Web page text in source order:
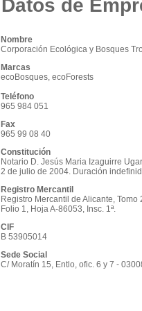
Datos de
Nombre
Corporación Ecológica y Bosques
Marcas
ecoBosques, ecoForests
Teléfono
965 984 051
Fax
965 99 08 40
Constitución
Notario D. Jesús Maria Izaguirre
2 de julio de 2004. Duración
Registro Mercantil
Registro Mercantil de Alicante, Tomo
Folio 1, Hoja A-86053, Insc. 1ª.
CIF
B 53905014
Sede Social
C/ Moratín 15, Entlo, ofic. 6 y 7 -